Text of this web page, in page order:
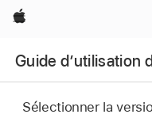
Apple
Guide d’utilisation
Sélectionner la